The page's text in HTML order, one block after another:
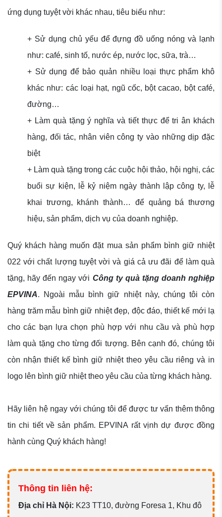
ứng dụng tuyệt vời khác nhau, tiêu biểu như:
+ Sử dụng chủ yếu để đựng đồ uống nóng và lạnh
như: café, sinh tố, nước ép, nước lọc, sữa, trà…
+ Sử dụng để bảo quản nhiều loại thực phẩm khô
khác như: các loại hạt, ngũ cốc, bột cacao, bột café,
đường…
+ Làm quà tặng ý nghĩa và tiết thực để tri ân khách
hàng, đối tác, nhân viên công ty vào những dịp đặc
biệt
+ Làm quà tặng trong các cuộc hội thảo, hội nghị, các
buổi sự kiện, lễ kỷ niệm ngày thành lập công ty, lễ
khai trương, khánh thành… để quảng bá thương
hiệu, sản phẩm, dịch vụ của doanh nghiệp.
Quý khách hàng muốn đặt mua sản phẩm bình giữ nhiệt
022 với chất lượng tuyệt vời và giá cả ưu đãi để làm quà
tặng, hãy đến ngay với Công ty quà tặng doanh nghiệp
EPVINA. Ngoài mẫu bình giữ nhiệt này, chúng tôi còn
hàng trăm mẫu bình giữ nhiệt đẹp, độc đáo, thiết kế mới lạ
cho các bạn lựa chọn phù hợp với nhu cầu và phù hợp
làm quà tặng cho từng đối tượng. Bên cạnh đó, chúng tôi
còn nhận thiết kế bình giữ nhiệt theo yêu cầu riêng và in
logo lên bình giữ nhiệt theo yêu cầu của từng khách hàng.
Hãy liên hệ ngay với chúng tôi để được tư vấn thêm thông
tin chi tiết về sản phẩm. EPVINA rất vịnh dự được đồng
hành cùng Quý khách hàng!
Thông tin liên hệ:
Địa chỉ Hà Nội: K23 TT10, đường Foresa 1, Khu đô